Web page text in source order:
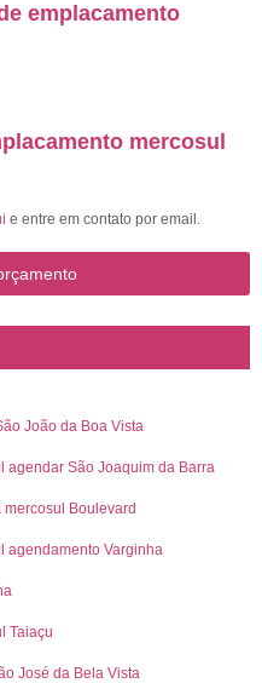
emplacamento
mercosul
e entre em contato por email.
João da Boa Vista
agendar São Joaquim da Barra
Boulevard
agendamento Varginha
Taiaçu
José da Bela Vista